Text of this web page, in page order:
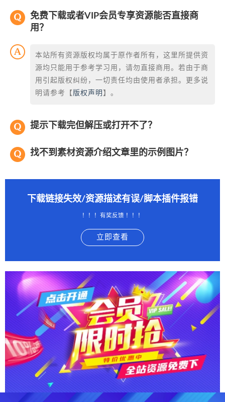
免费下载或者VIP会员专享资源能否直接商
用？
本站所有资源版权均属于原作者所有，这里所提供资
源均只能用于参考学习用，请勿直接商用。若由于商
用引起版权纠纷，一切责任均由使用者承担。更多说
明请参考【 版权声明 】。
提示下载完但解压或打开不了？
找不到素材资源介绍文章里的示例图片？
下载链接失效/资源描述有误/脚本插件报错
！！！有奖反馈 ！！！
立即查看